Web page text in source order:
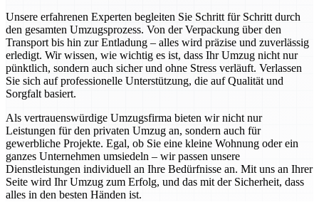
Unsere erfahrenen Experten begleiten Sie Schritt für Schritt durch
den gesamten Umzugsprozess. Von der Verpackung über den
Transport bis hin zur Entladung – alles wird präzise und zuverlässig
erledigt. Wir wissen, wie wichtig es ist, dass Ihr Umzug nicht nur
pünktlich, sondern auch sicher und ohne Stress verläuft. Verlassen
Sie sich auf professionelle Unterstützung, die auf Qualität und
Sorgfalt basiert.
Als vertrauenswürdige Umzugsfirma bieten wir nicht nur
Leistungen für den privaten Umzug an, sondern auch für
gewerbliche Projekte. Egal, ob Sie eine kleine Wohnung oder ein
ganzes Unternehmen umsiedeln – wir passen unsere
Dienstleistungen individuell an Ihre Bedürfnisse an. Mit uns an Ihrer
Seite wird Ihr Umzug zum Erfolg, und das mit der Sicherheit, dass
alles in den besten Händen ist.